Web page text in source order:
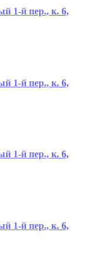
1-й пер., к. 6,
1-й пер., к. 6,
1-й пер., к. 6,
1-й пер., к. 6,